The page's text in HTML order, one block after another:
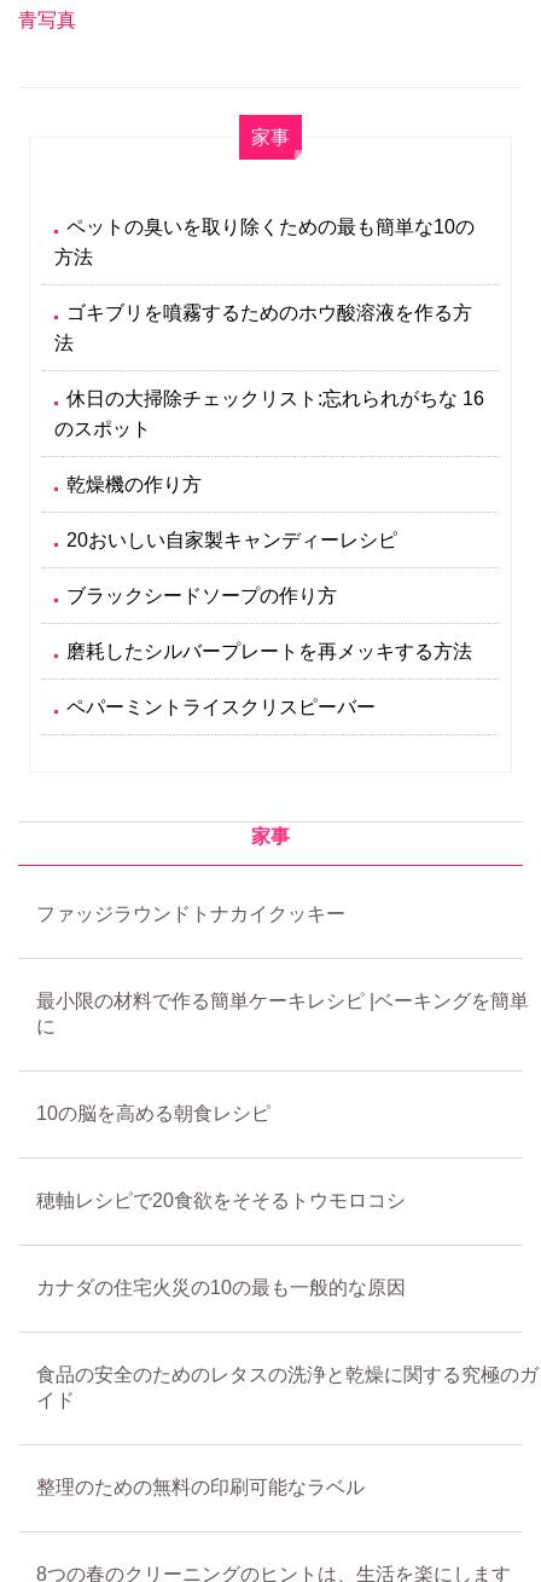
青写真
家事
ペットの臭いを取り除くための最も簡単な10の
方法
ゴキブリを噴霧するためのホウ酸溶液を作る方
法
休日の大掃除チェックリスト:忘れられがちな 16
のスポット
乾燥機の作り方
20おいしい自家製キャンディーレシピ
ブラックシードソープの作り方
磨耗したシルバープレートを再メッキする方法
ペパーミントライスクリスピーバー
家事
ファッジラウンドトナカイクッキー
最小限の材料で作る簡単ケーキレシピ |ベーキングを簡単
に
10の脳を高める朝食レシピ
穂軸レシピで20食欲をそそるトウモロコシ
カナダの住宅火災の10の最も一般的な原因
食品の安全のためのレタスの洗浄と乾燥に関する究極のガ
イド
整理のための無料の印刷可能なラベル
8つの春のクリーニングのヒントは、生活を楽にします